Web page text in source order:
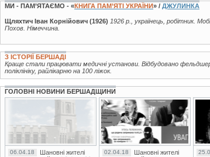
МИ - ПАМ’ЯТАЄМО - «КНИГА ПАМ’ЯТІ УКРАЇНИ» / ДЖУЛИНКА
Щляхтич Іван Корнійович (1926) 1926 р., українець, робітник.
Похов. Німеччина.
З ІСТОРІЇ БЕРШАДІ
Краще стали працювати медичні установи. Відбудовано
поліклініку, райлікарню на 100 ліжок.
ГОЛОВНІ НОВИНИ БЕРШАДЩИНИ
06.04.18
Шановні жителі
02.04.18
Шановні жителі